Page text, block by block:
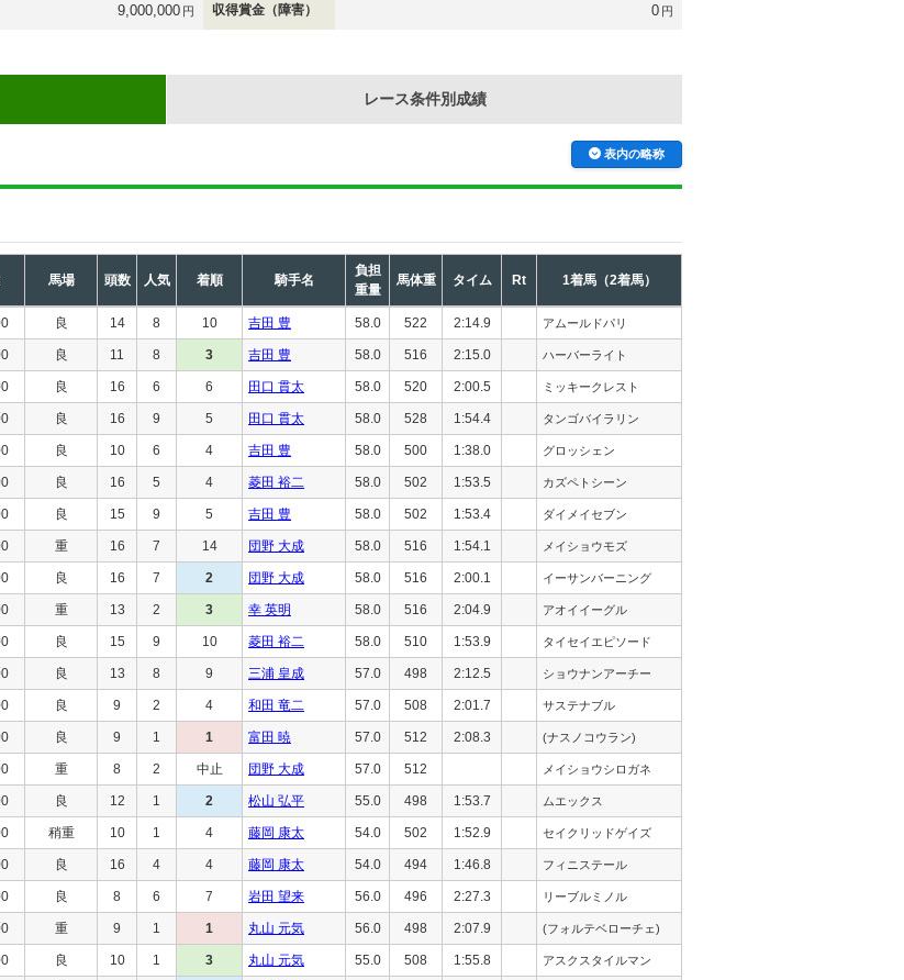
9,000,000 円 収得賞金（障害） 0 円
レース条件別成績
表内の略称
馬場 頭数 人気 着順 騎手名
負担
重量
馬体重 タイム Rt 1着馬（2着馬）
良 14 8 10 吉田 豊 58.0 522 2:14.9 アムールドパリ
良 11 8 3 吉田 豊 58.0 516 2:15.0 ハーバーライト
良 16 6 6 田口 貫太 58.0 520 2:00.5 ミッキークレスト
良 16 9 5 田口 貫太 58.0 528 1:54.4 タンゴバイラリン
良 10 6 4 吉田 豊 58.0 500 1:38.0 グロッシェン
良 16 5 4 菱田 裕二 58.0 502 1:53.5 カズペトシーン
良 15 9 5 吉田 豊 58.0 502 1:53.4 ダイメイセブン
重 16 7 14 団野 大成 58.0 516 1:54.1 メイショウモズ
良 16 7 2 団野 大成 58.0 516 2:00.1 イーサンバーニング
重 13 2 3 幸 英明 58.0 516 2:04.9 アオイイーグル
良 15 9 10 菱田 裕二 58.0 510 1:53.9 タイセイエピソード
良 13 8 9 三浦 皇成 57.0 498 2:12.5 ショウナンアーチー
良 9 2 4 和田 竜二 57.0 508 2:01.7 サステナブル
良 9 1 1 富田 暁 57.0 512 2:08.3 (ナスノコウラン)
重 8 2 中止 団野 大成 57.0 512 メイショウシロガネ
良 12 1 2 松山 弘平 55.0 498 1:53.7 ムエックス
稍重 10 1 4 藤岡 康太 54.0 502 1:52.9 セイクリッドゲイズ
良 16 4 4 藤岡 康太 54.0 494 1:46.8 フィニステール
良 8 6 7 岩田 望来 56.0 496 2:27.3 リーブルミノル
重 9 1 1 丸山 元気 56.0 498 2:07.9 (フォルテベローチェ)
良 10 1 3 丸山 元気 55.0 508 1:55.8 アスクスタイルマン